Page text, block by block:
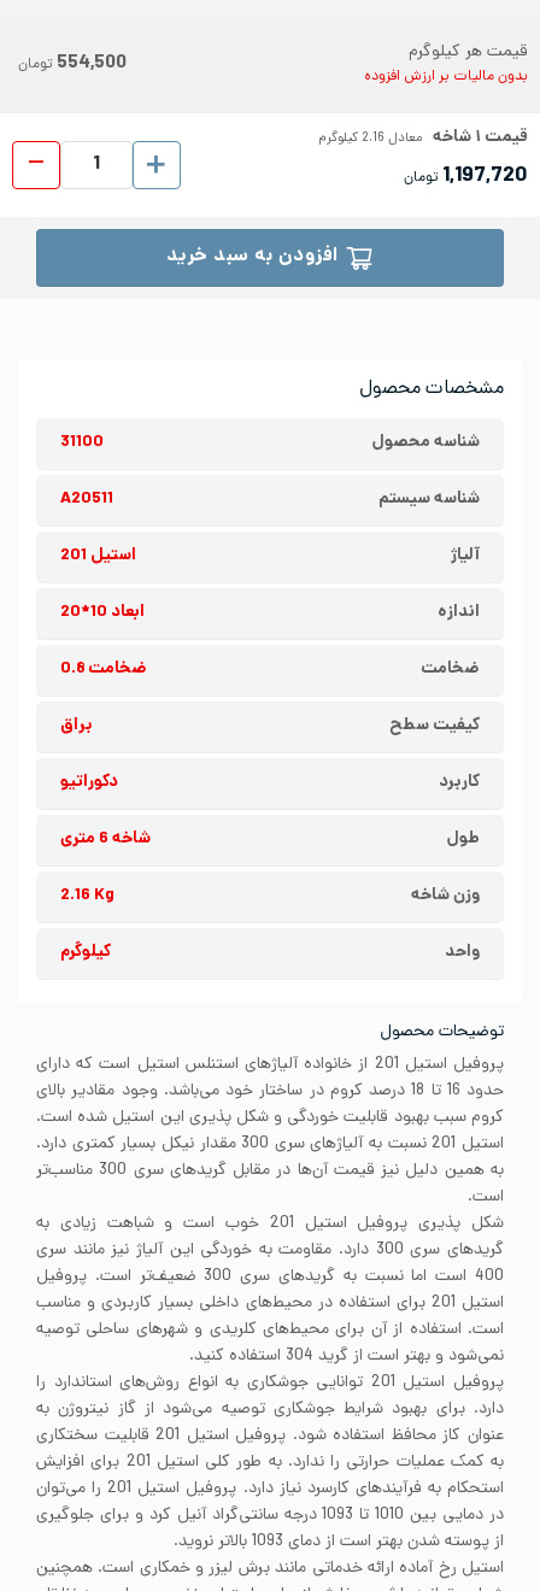
مشخصات محصول
شناسه محصول 31100
شناسه سیستم A20511
آلیاژ استیل 201
اندازه ابعاد 10*20
ضخامت ضخامت 0.8
کیفیت سطح براق
کاربرد دکوراتیو
طول شاخه 6 متری
وزن شاخه 2.16 Kg
واحد کیلوگرم
توضیحات محصول
پروفیل استیل 201 از خانواده آلیاژهای استنلس استیل است که دارای
حدود 16 تا 18 درصد کروم در ساختار خود می‌باشد. وجود مقادیر بالای
کروم سبب بهبود قابلیت خوردگی و شکل پذیری این استیل شده است.
استیل 201 نسبت به آلیاژهای سری 300 مقدار نیکل بسیار کمتری دارد.
به همین دلیل نیز قیمت آن‌ها در مقابل گریدهای سری 300 مناسب‌تر
است.
شکل پذیری پروفیل استیل 201 خوب است و شباهت زیادی به
گریدهای سری 300 دارد. مقاومت به خوردگی این آلیاژ نیز مانند سری
400 است اما نسبت به گریدهای سری 300 ضعیف‌تر است. پروفیل
استیل 201 برای استفاده در محیط‌های داخلی بسیار کاربردی و مناسب
است. استفاده از آن برای محیط‌های کلریدی و شهرهای ساحلی توصیه
نمی‌شود و بهتر است از گرید 304 استفاده کنید.
پروفیل استیل 201 توانایی جوشکاری به انواع روش‌های استاندارد را
دارد. برای بهبود شرایط جوشکاری توصیه می‌شود از گاز نیتروژن به
عنوان کاز محافظ استفاده شود. پروفیل استیل 201 قابلیت سختکاری
به کمک عملیات حرارتی را ندارد. به طور کلی استیل 201 برای افزایش
استحکام به فرآیندهای کارسرد نیاز دارد. پروفیل استیل 201 را می‌توان
در دمایی بین 1010 تا 1093 درجه سانتی‌گراد آنیل کرد و برای جلوگیری
از پوسته شدن بهتر است از دمای 1093 بالاتر نروید.
استیل رخ آماده ارائه خدماتی مانند برش لیزر و خمکاری است. همچنین
قیمت هر کیلوگرم
بدون مالیات بر ارزش افزوده 554,500 تومان
قیمت ۱شاخه معادل 2.16 کیلوگرم
1,197,720 تومان
افزودن به سبد خرید